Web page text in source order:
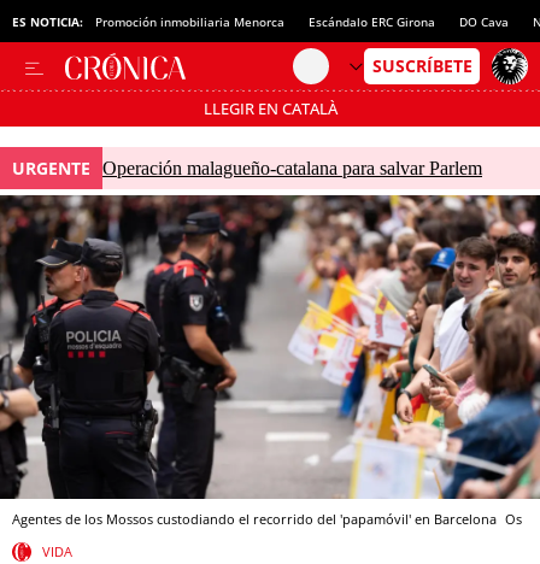
ES NOTICIA: Promoción inmobiliaria Menorca Escándalo ERC Girona DO Cava
LLEGIR EN CATALÀ
Pásate al MODO AHORRO
URGENTE Operación malagueño-catalana para salvar Parlem
Agentes de los Mossos custodiando el recorrido del 'papamóvil' en Barcelona Os
VIDA